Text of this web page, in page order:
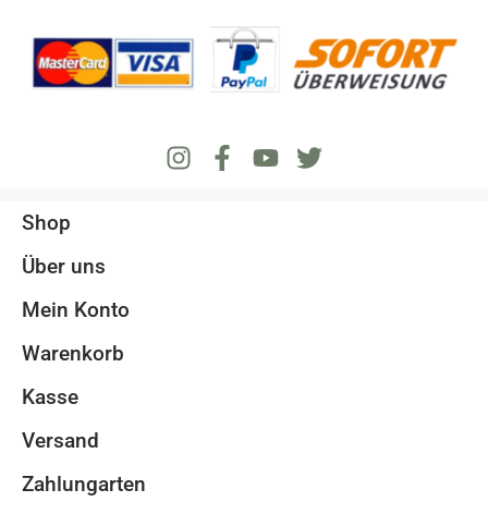
Shop
Über uns
Mein Konto
Warenkorb
Kasse
Versand
Zahlungarten